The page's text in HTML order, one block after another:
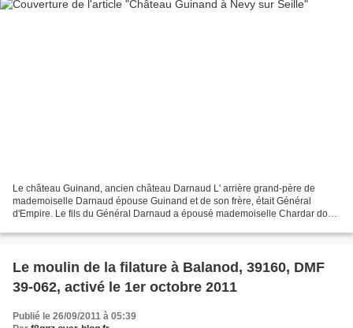
Le château Guinand, ancien château Darnaud L' arrière grand-père de
mademoiselle Darnaud épouse Guinand et de son frère, était Général
d'Empire. Le fils du Général Darnaud a épousé mademoiselle Chardar dont
Le moulin de la filature à Balanod, 39160, DMF
39-062, activé le 1er octobre 2011
Publié le 26/09/2011 à 05:39